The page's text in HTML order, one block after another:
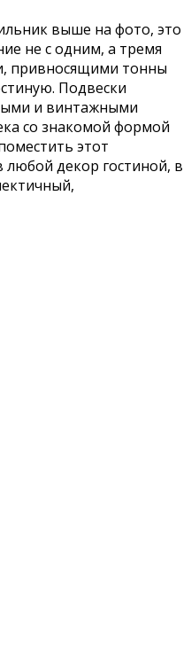
выше на фото, это
не с одним, а тремя
привносящими тонны
Подвески
и винтажными
со знакомой формой
этот
декор гостиной, в